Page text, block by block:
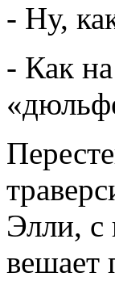
- Ну,
- Как
Элли, с
вешает